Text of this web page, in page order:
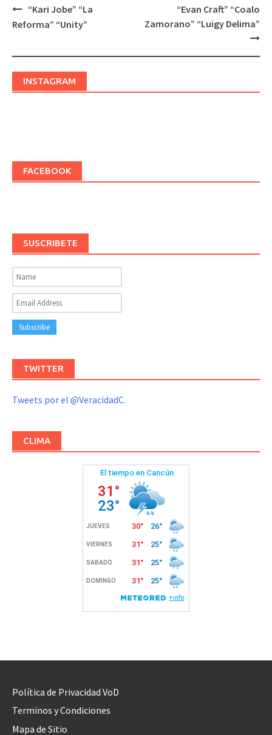
Post
“Kari Jobe” “La
Reforma” “Unity”
“Evan Craft” “Coalo
Zamorano” “Luigy Delima”
INSTAGRAM
FACEBOOK
SUSCRIBETE
TWITTER
Tweets por el @VeracidadC.
CLIMA
Política de Privacidad VoD
Terminos y Condiciones
Mapa de Sitio